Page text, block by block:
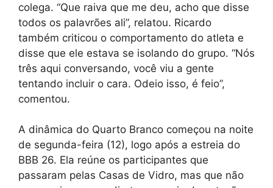
colega. “Que raiva que me deu, acho que disse
todos os palavrões ali”, relatou. Ricardo
também criticou o comportamento do atleta e
disse que ele estava se isolando do grupo. “Nós
três aqui conversando, você viu a gente
tentando incluir o cara. Odeio isso, é feio”,
comentou.
A dinâmica do Quarto Branco começou na noite
de segunda-feira (12), logo após a estreia do
BBB 26. Ela reúne os participantes que
passaram pelas Casas de Vidro, mas que não